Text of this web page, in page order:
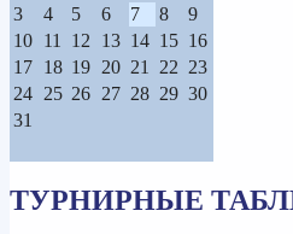
3
4 5 6 7 8
9
10 11 12 13 14 15 16
17 18 19 20 21 22 23
24 25 26 27 28 29 30
31
ТУРНИРНЫЕ